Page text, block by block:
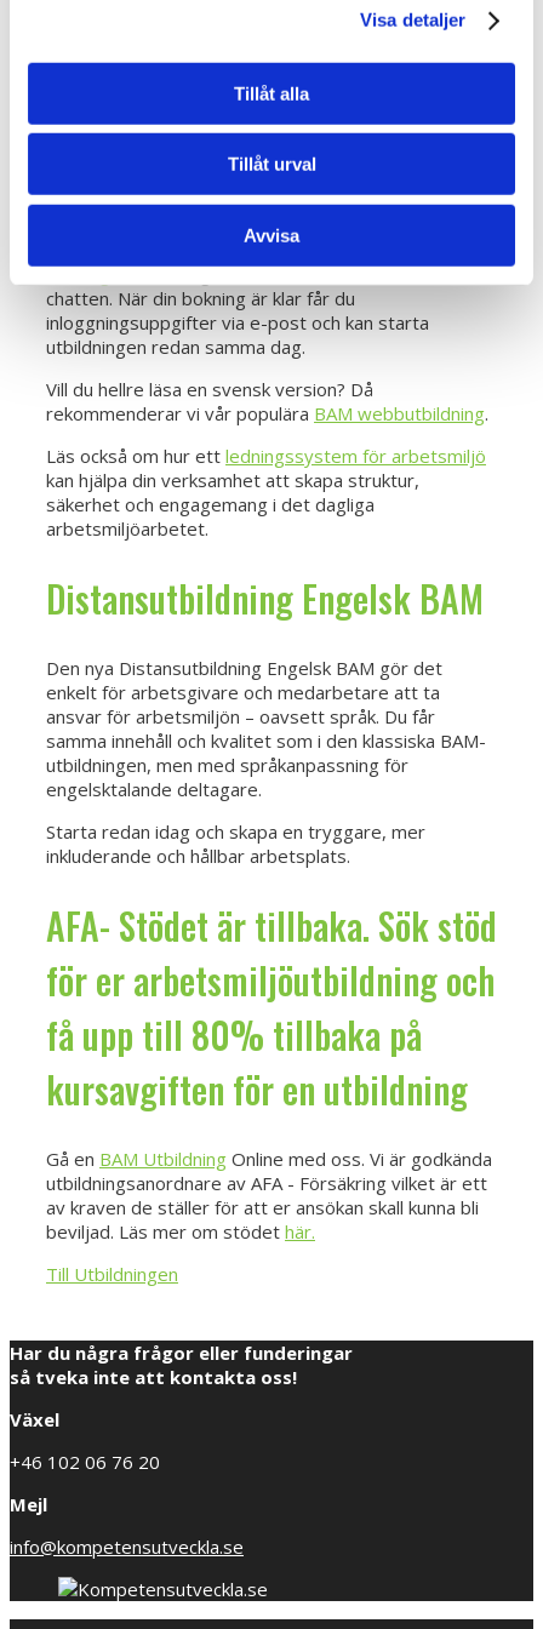
Visa detaljer
Tillåt alla
Tillåt urval
Avvisa
kompetensutveckling bidrar till
ett starkare arbetsmiljöarbete? Besök vår
kunskapsbank för fler resurser och praktiska tips.
Boka din Distansutbildning
Engelsk BAM idag
Du bokar kursen snabbt och enkelt via vår
bokningssidaeller genom att kontakta oss direkt via
chatten. När din bokning är klar får du
inloggningsuppgifter via e-post och kan starta
utbildningen redan samma dag.
Vill du hellre läsa en svensk version? Då
rekommenderar vi vår populära BAM webbutbildning.
Läs också om hur ett ledningssystem för arbetsmiljö
kan hjälpa din verksamhet att skapa struktur,
säkerhet och engagemang i det dagliga
arbetsmiljöarbetet.
Distansutbildning Engelsk BAM
Den nya Distansutbildning Engelsk BAM gör det
enkelt för arbetsgivare och medarbetare att ta
ansvar för arbetsmiljön – oavsett språk. Du får
samma innehåll och kvalitet som i den klassiska BAM-
utbildningen, men med språkanpassning för
engelsktalande deltagare.
Starta redan idag och skapa en tryggare, mer
inkluderande och hållbar arbetsplats.
AFA- Stödet är tillbaka. Sök stöd
för er arbetsmiljöutbildning och
få upp till 80% tillbaka på
kursavgiften för en utbildning
Gå en BAM Utbildning Online med oss. Vi är godkända
utbildningsanordnare av AFA - Försäkring vilket är ett
av kraven de ställer för att er ansökan skall kunna bli
beviljad. Läs mer om stödet här.
Till Utbildningen
Har du några frågor eller funderingar
så tveka inte att kontakta oss!
Växel
+46 102 06 76 20
Mejl
info@kompetensutveckla.se